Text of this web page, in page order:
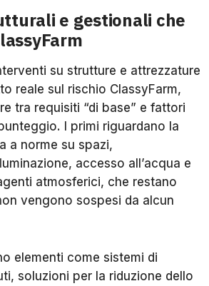
e gestionali che
su strutture e attrezzature
reale sul rischio ClassyFarm,
tra requisiti “di base” e fattori
I primi riguardano la
a norme su spazi,
accesso all’acqua e
atmosferici, che restano
vengono sospesi da alcun
elementi come sistemi di
soluzioni per la riduzione dello